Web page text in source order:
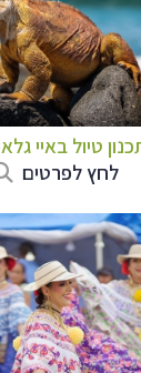
טיול באיי
לחץ לפרטים